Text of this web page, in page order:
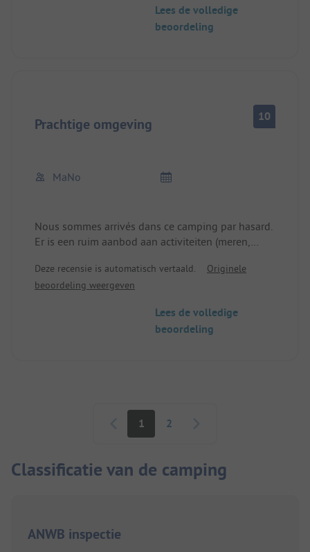
koffiezetapparaat, zodat ik het niet op het
Lees de volledige
beoordeling
Prachtige omgeving 10
MaNo
Nous sommes arrivés dans ce camping par hasard.
Er is een ruim aanbod aan activiteiten (meren,
de omgeving in dit bos is echt heel aangenaam.
En quelques coups de pédales on est à Lacanau
endroit. Peut-être un peu chérot...
Deze recensie is automatisch vertaald.
Originele
beoordeling weergeven
Lees de volledige
beoordeling
Paginering
1 2
Classificatie van de camping
ANWB inspectie